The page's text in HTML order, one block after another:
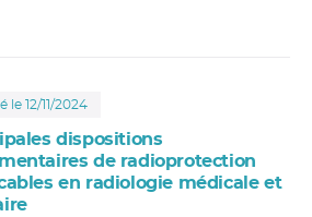
le 12/11/2024
dispositions
de radioprotection
en radiologie médicale et